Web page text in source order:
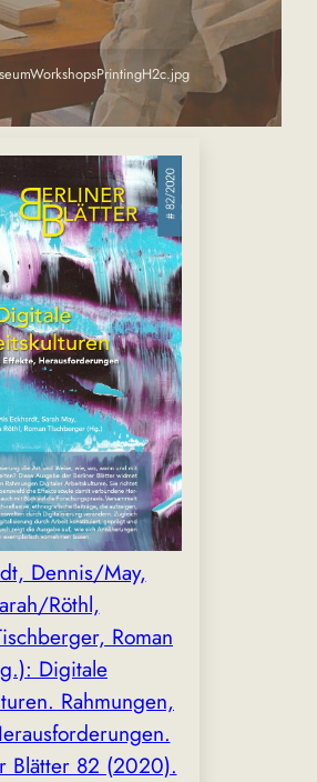
Dennis/May,
Röthl,
Roman
Digitale
Rahmungen,
Blätter 82 (2020).